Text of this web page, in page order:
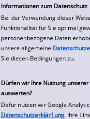
Informationen zum Datenschutz
Bei der Verwendung dieser
Funktionalität für Sie optimal
personenbezogene Daten
unsere allgemeine
Sie diesen Bedingungen zu.
Dürfen wir Ihre Nutzung
auswerten?
Dafür nutzen wir Google
Datenschutzerklär1ung. Ihre
zur Navigation springen
zum Inhalt springen